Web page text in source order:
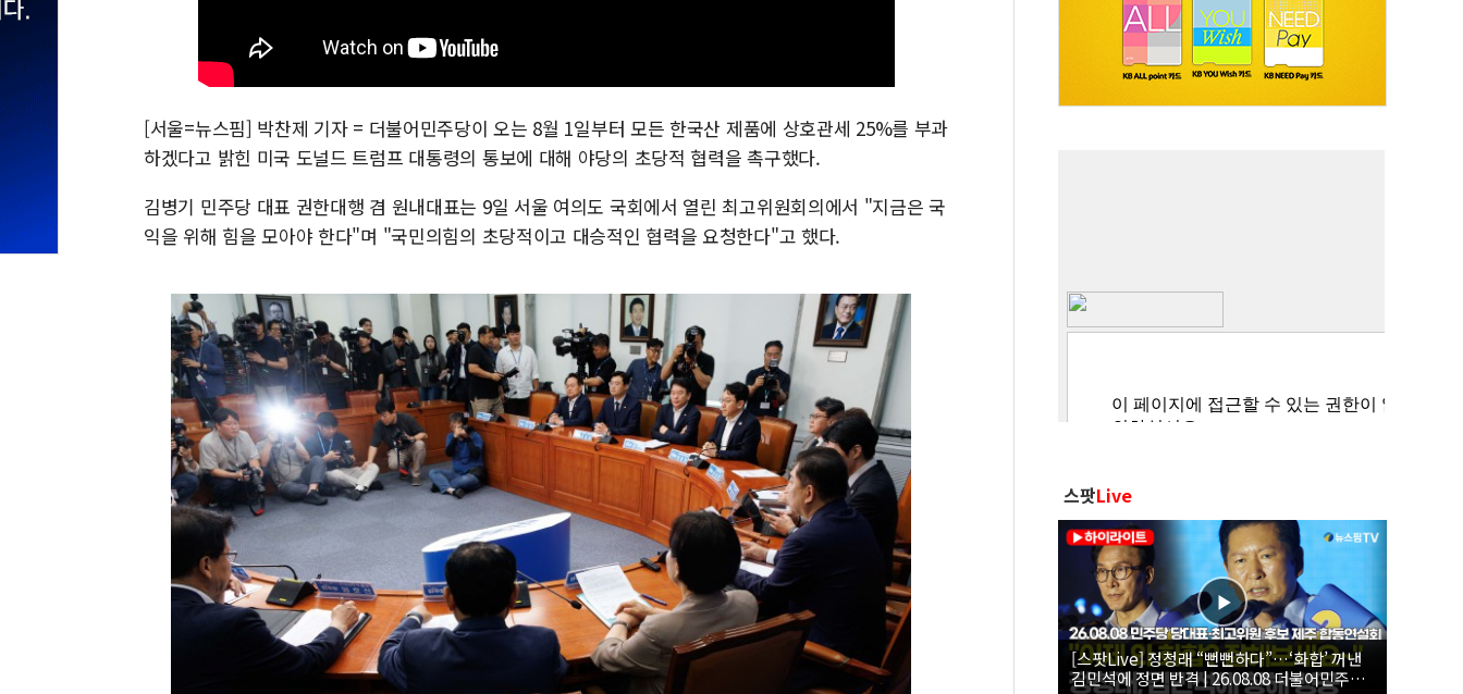
[서울=뉴스핌] 박찬제 기자 = 더불어민주당이 오는 8월 1일부터 모든 한국산 제품에 상호관세 25%를 부과
하겠다고 밝힌 미국 도널드 트럼프 대통령의 통보에 대해 야당의 초당적 협력을 촉구했다.
김병기 민주당 대표 권한대행 겸 원내대표는 9일 서울 여의도 국회에서 열린 최고위원회의에서 "지금은 국
익을 위해 힘을 모아야 한다"며 "국민의힘의 초당적이고 대승적인 협력을 요청한다"고 했다.
스팟Live
[스팟Live] 정청래 “뻔뻔하다”…‘화합’ 꺼낸
김민석에 정면 반격 | 26.08.08 더불어민주당